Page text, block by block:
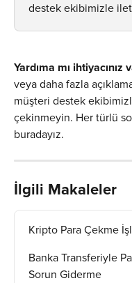
destek ekibimizle
​Yardıma mı ihtiyacınız
veya daha fazla
müşteri destek
çekinmeyin. Her türlü
buradayız.
İlgili Makaleler
Kripto Para Çekme
Banka Transferiyle
Sorun Giderme